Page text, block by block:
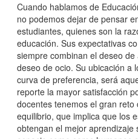
Cuando hablamos de
no podemos dejar de pensar
estudiantes, quienes son la
educación. Sus expectativas
siempre combinan el deseo
deseo de ocio. Su ubicación a
curva de preferencia, será
reporte la mayor satisfacción
docentes tenemos el gran reto
equilibrio, que implica que los
obtengan el mejor aprendizaje